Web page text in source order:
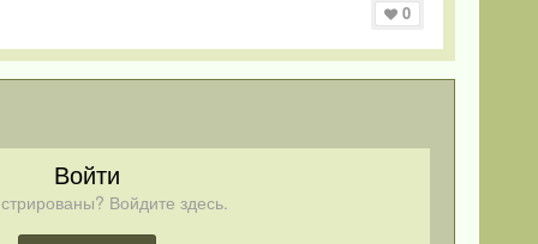
0
Войти
Войдите здесь.